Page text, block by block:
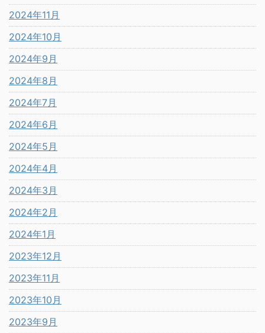
2024年11月
2024年10月
2024年9月
2024年8月
2024年7月
2024年6月
2024年5月
2024年4月
2024年3月
2024年2月
2024年1月
2023年12月
2023年11月
2023年10月
2023年9月